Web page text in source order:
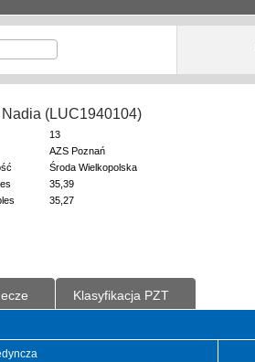
(LUC1940104)
13
AZS Poznań
Środa Wielkopolska
35,39
35,27
Klasyfikacja PZT